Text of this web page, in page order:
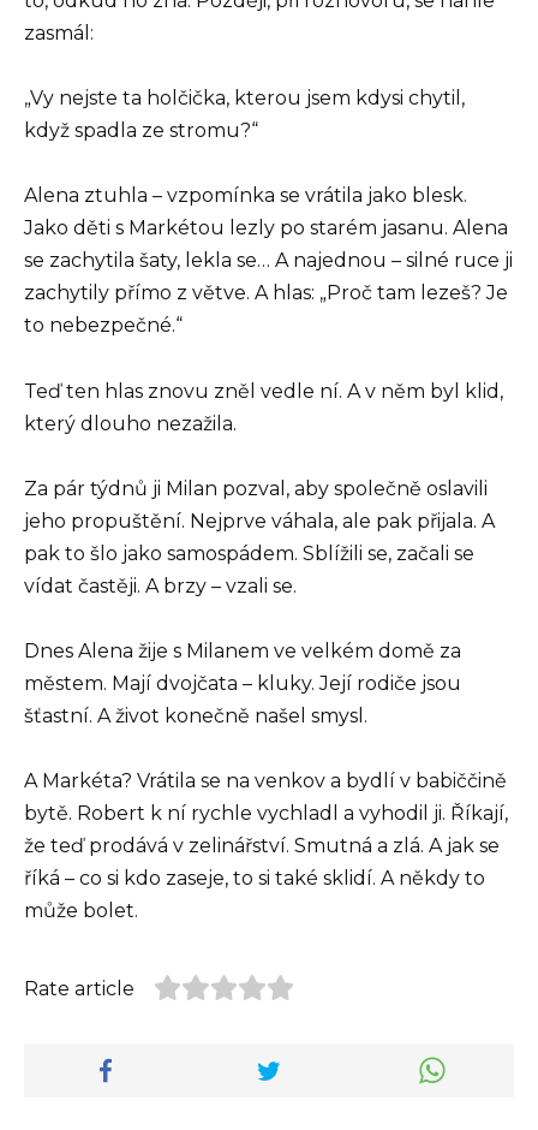
zasmál:
„Vy nejste ta holčička, kterou jsem kdysi chytil,
když spadla ze stromu?“
Alena ztuhla – vzpomínka se vrátila jako blesk.
Jako děti s Markétou lezly po starém jasanu. Alena
se zachytila šaty, lekla se… A najednou – silné ruce ji
zachytily přímo z větve. A hlas: „Proč tam lezeš? Je
to nebezpečné.“
Teď ten hlas znovu zněl vedle ní. A v něm byl klid,
který dlouho nezažila.
Za pár týdnů ji Milan pozval, aby společně oslavili
jeho propuštění. Nejprve váhala, ale pak přijala. A
pak to šlo jako samospádem. Sblížili se, začali se
vídat častěji. A brzy – vzali se.
Dnes Alena žije s Milanem ve velkém domě za
městem. Mají dvojčata – kluky. Její rodiče jsou
šťastní. A život konečně našel smysl.
A Markéta? Vrátila se na venkov a bydlí v babiččině
bytě. Robert k ní rychle vychladl a vyhodil ji. Říkají,
že teď prodává v zelinářství. Smutná a zlá. A jak se
říká – co si kdo zaseje, to si také sklidí. A někdy to
může bolet.
Rate article